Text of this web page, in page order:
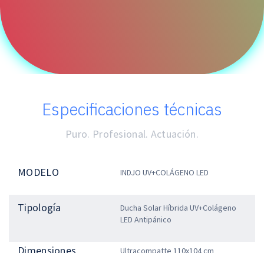
Especificaciones técnicas
Puro. Profesional. Actuación.
MODELO INDJO UV+COLÁGENO LED
Tipología
Ducha Solar Híbrida UV+Colágeno
LED Antipánico
Ultracompatte 110x104 cm